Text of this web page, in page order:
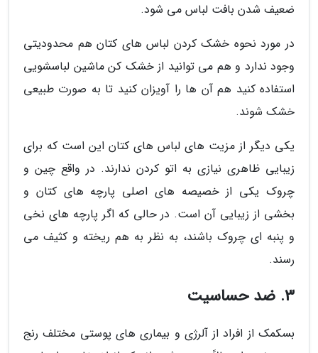
ضعیف شدن بافت لباس می شود.
در مورد نحوه خشک کردن لباس های کتان هم محدودیتی
وجود ندارد و هم می توانید از خشک کن ماشین لباسشویی
استفاده کنید هم آن ها را آویزان کنید تا به صورت طبیعی
خشک شوند.
یکی دیگر از مزیت های لباس های کتان این است که برای
زیبایی ظاهری نیازی به اتو کردن ندارند. در واقع چین و
چروک یکی از خصیصه های اصلی پارچه های کتان و
بخشی از زیبایی آن است. در حالی که اگر پارچه های نخی
و پنبه ای چروک باشند، به نظر به هم ریخته و کثیف می
رسند.
3. ضد حساسیت
بسکمک از افراد از آلرژی و بیماری های پوستی مختلف رنج